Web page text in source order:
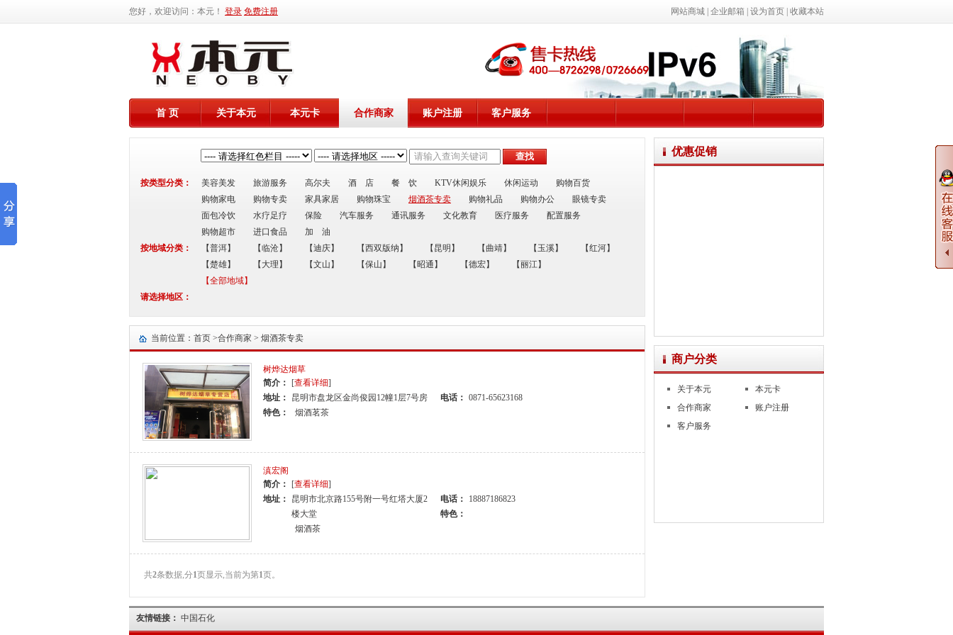
您好，欢迎访问：本元！ 登录 免费注册 网站商城 企业邮箱 设为首页 收藏本站
首 页 关于本元 本元卡 合作商家 账户注册 客户服务
优惠促销
商户分类
关于本元
本元卡
合作商家
账户注册
客户服务
按类型分类： 美容美发 旅游服务 高尔夫 酒 店 餐 饮 KTV休闲娱乐 休闲运动
购物百货
购物家电
购物专卖 家具家居 购物珠宝 烟酒茶专卖 购物礼品 购物办公
眼镜专卖
面包冷饮
水疗足疗 保险 汽车服务 通讯服务 文化教育 医疗服务
配置服务
购物超市
进口食品
加 油
按地域分类：
【普洱】 【临沧】 【迪庆】 【西双版纳】 【昆明】 【曲靖】 【玉溪】
【红河】
【楚雄】
【大理】 【文山】 【保山】 【昭通】 【德宏】
【丽江】
【全部地域】
请选择地区：
当前位置：首页 >合作商家 > 烟酒茶专卖
树烨达烟草
简介：
[查看详细]
地址：
昆明市盘龙区金尚俊园12幢1层7号房 电话： 0871-65623168
特色：
烟酒茗茶
滇宏阁
简介：
[查看详细]
地址：
昆明市北京路155号附一号红塔大厦2
楼大堂
电话：
18887186823
特色：
烟酒茶
共2条数据,分1页显示,当前为第1页。
友情链接： 中国石化